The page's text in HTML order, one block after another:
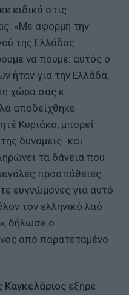
ειδικά στις
«Με αφορμή την
της Ελλάδας
να πούμε: αυτός ο
ήταν για την Ελλάδα,
χώρα σας κ.
αποδείχθηκε
Κυριάκο, μπορεί
δυνάμεις -και
τα δάνεια που
προσπάθειες
ευγνώμονες για αυτό
τον ελληνικό λαό
δήλωσε ο
από παρατεταμένο
Καγκελάριος εξήρε